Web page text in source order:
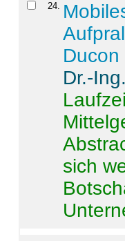
24.
Ducon
Dr.-
sich